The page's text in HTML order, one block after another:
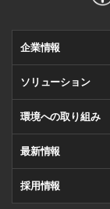
企業情報
ソリューション
環境への取り組み
最新情報
採用情報